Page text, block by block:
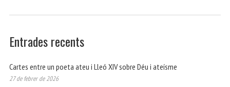
Entrades recents
Cartes entre un poeta ateu i Lleó XIV sobre Déu i ateísme
27 de febrer de 2026